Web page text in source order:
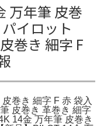
万年筆 皮巻
イロット
巻き 細字 F
巻き 細字 F 赤 袋入
皮巻き 革巻き 細字
14金 万年筆 皮巻き